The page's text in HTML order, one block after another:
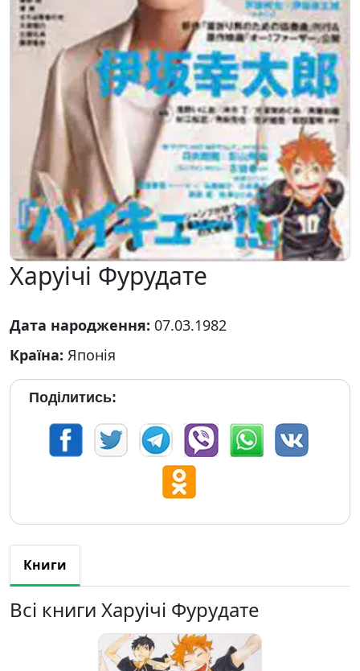
Харуічі Фурудате
Дата народження: 07.03.1982
Країна: Японія
Поділитись:
Книги
Всі книги Харуічі Фурудате